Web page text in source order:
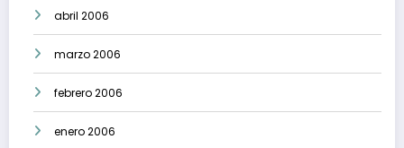
abril 2006
marzo 2006
febrero 2006
enero 2006